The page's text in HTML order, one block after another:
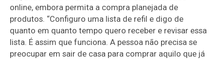
online, embora permita a compra planejada de
produtos. “Configuro uma lista de refil e digo de
quanto em quanto tempo quero receber e revisar essa
lista. É assim que funciona. A pessoa não precisa se
preocupar em sair de casa para comprar aquilo que já